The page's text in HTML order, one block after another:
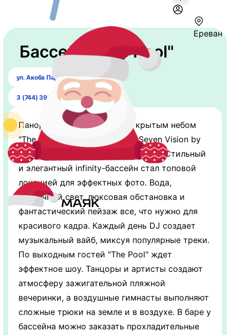
Ереван
Бассейн "The Pool"
ул. Акоба Пароняна, 40
3 (744) 399-00-11
Панорамный бассейн под открытым небом
"The Pool" на крыше резорта Seven Vision by
Dvin вдохновляет видами Еревана. Стильный
и элегантный infinity-бассейн стал топовой
локацией для эффектных фото. Вода,
солнечный свет, люксовая обстановка и
фантастический пейзаж все, что нужно для
красивого кадра. Каждый день DJ создает
музыкальный вайб, миксуя популярные треки.
По выходным гостей "The Pool" ждет
эффектное шоу. Танцоры и артисты создают
атмосферу зажигательной пляжной
вечеринки, а воздушные гимнасты выполняют
сложные трюки на земле и в воздухе. В баре у
бассейна можно заказать прохладительные